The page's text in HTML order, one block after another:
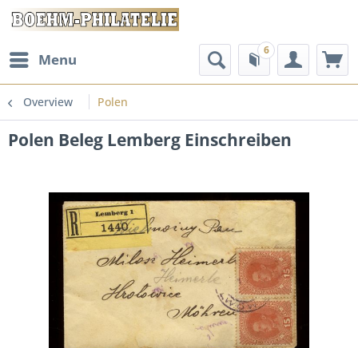
Menu
6
Overview Polen
Polen Beleg Lemberg Einschreiben